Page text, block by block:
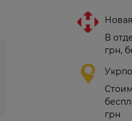
В
грн,
грн